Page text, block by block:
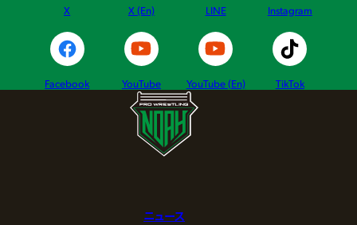
X X (En) LINE Instagram
Facebook YouTube YouTube (En) TikTok
ニュース